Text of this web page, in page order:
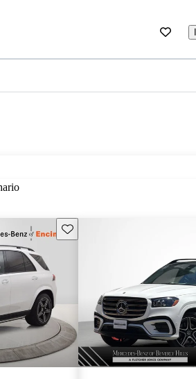
Guarda este Aviso